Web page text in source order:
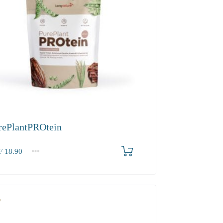
18.90
2-3